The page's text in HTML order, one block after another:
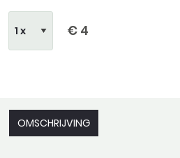
€ 4
OMSCHRIJVING